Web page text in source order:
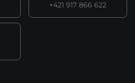
+421 917 866 622